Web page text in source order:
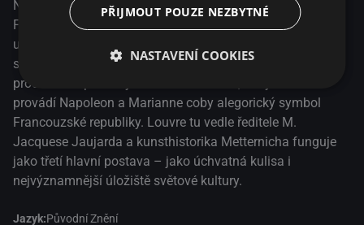
Na pozadí druhé světové války (resp. německé okupace
Francie) zkoumá režisér Alexandr Sokurov vztah mezi
uměním a mocí a ptá se, co nám kultura říká o nás
samých. Jeho historický filmový esej je nekonvenční
procházkou pařížským muzeem Louvre, kterým diváka
provádí Napoleon a Marianne coby alegorický symbol
Francouzské republiky. Louvre tu vedle ředitele M.
Jacquese Jaujarda a kunsthistorika Metternicha funguje
jako třetí hlavní postava – jako úchvatná kulisa i
nejvýznamnější úložiště světové kultury.
Jazyk:Původní Znění
PŘIJMOUT POUZE NEZBYTNÉ
NASTAVENÍ COOKIES